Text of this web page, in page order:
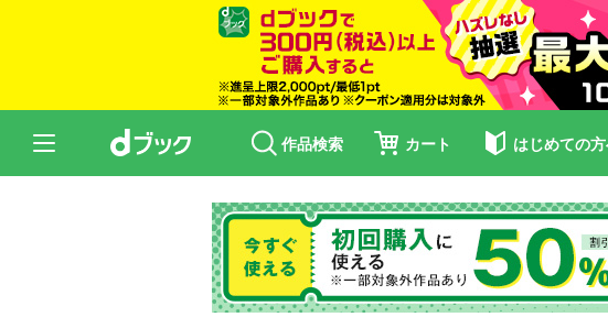
作品検索 カート はじめての